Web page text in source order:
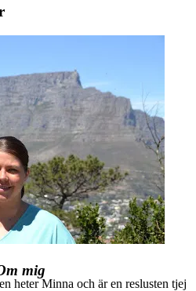
mig
heter Minna och är en reslusten tjej